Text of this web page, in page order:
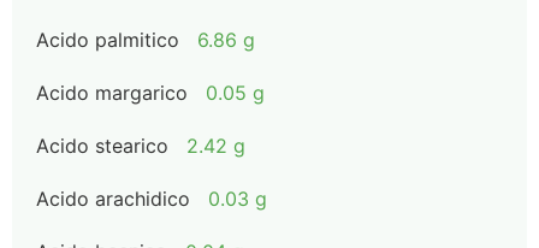
Acido palmitico 6.86 g
Acido margarico 0.05 g
Acido stearico 2.42 g
Acido arachidico 0.03 g